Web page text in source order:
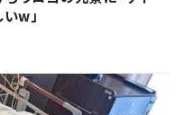
w」